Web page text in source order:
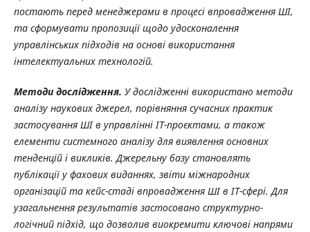
постають перед менеджерами в процесі впровадження ШІ,
та сформувати пропозиції щодо удосконалення
управлінських підходів на основі використання
інтелектуальних технологій.
Методи дослідження. У дослідженні використано методи
аналізу наукових джерел, порівняння сучасних практик
застосування ШІ в управлінні ІТ-проєктами, а також
елементи системного аналізу для виявлення основних
тенденцій і викликів. Джерельну базу становлять
публікації у фахових виданнях, звіти міжнародних
організацій та кейс-стаді впровадження ШІ в ІТ-сфері.Для
узагальнення результатів застосовано структурно-
логічний підхід, що дозволив виокремити ключові напрями